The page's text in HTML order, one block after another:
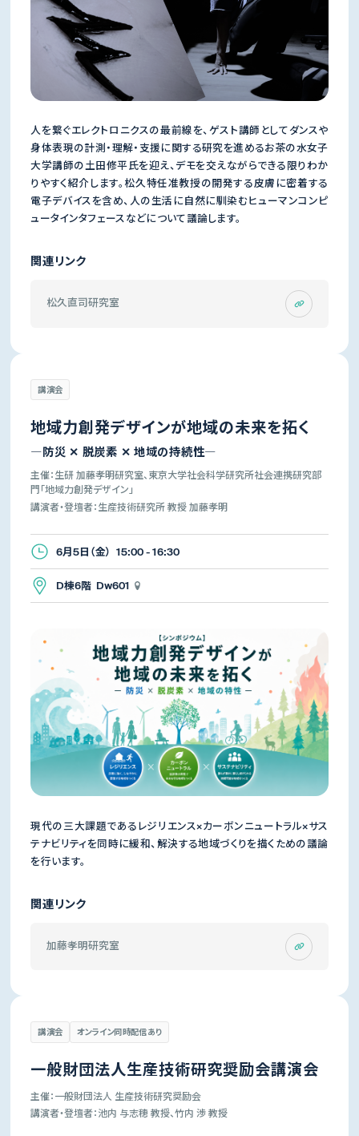
人を繋ぐエレクトロニクスの最前線を、ゲスト講師としてダンスや
身体表現の計測・理解・支援に関する研究を進めるお茶の水女子
大学講師の土田修平氏を迎え、デモを交えながらできる限りわか
りやすく紹介します。松久特任准教授の開発する皮膚に密着する
電子デバイスを含め、人の生活に自然に馴染むヒューマンコンピ
ュータインタフェースなどについて議論します。
関連リンク
松久直司研究室
講演会
地域力創発デザインが地域の未来を拓く
―防災 ✕ 脱炭素 ✕ 地域の持続性―
主催：生研 加藤孝明研究室、東京大学社会科学研究所社会連携研究部
門「地域力創発デザイン」
講演者・登壇者：生産技術研究所 教授 加藤孝明
6月5日（金） 15:00 - 16:30
D棟6階 Dw601
現代の三大課題であるレジリエンス×カーボンニュートラル×サス
テナビリティを同時に緩和、解決する地域づくりを描くための議論
を行います。
関連リンク
加藤孝明研究室
講演会 オンライン同時配信あり
一般財団法人生産技術研究奨励会講演会
主催：一般財団法人 生産技術研究奨励会
講演者・登壇者：池内 与志穂 教授、竹内 渉 教授